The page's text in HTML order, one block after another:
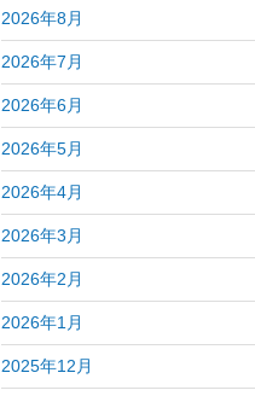
2026年8月
2026年7月
2026年6月
2026年5月
2026年4月
2026年3月
2026年2月
2026年1月
2025年12月